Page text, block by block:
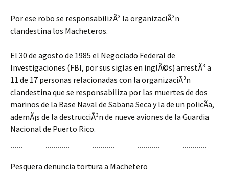
Por ese robo se responsabilizÃ³ la organizaciÃ³n
clandestina los Macheteros.
El 30 de agosto de 1985 el Negociado Federal de
Investigaciones (FBI, por sus siglas en inglÃ©s) arrestÃ³ a
11 de 17 personas relacionadas con la organizaciÃ³n
clandestina que se responsabiliza por las muertes de dos
marinos de la Base Naval de Sabana Seca y la de un policÃ­a,
ademÃ¡s de la destrucciÃ³n de nueve aviones de la Guardia
Nacional de Puerto Rico.
Pesquera denuncia tortura a Machetero